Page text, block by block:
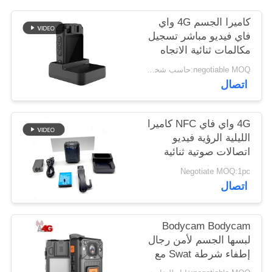
اطلب
اقتباس
خريطة
الموقع
سياسة
الخصوصية
كاميرا الجسم 4G واي
فاي فيديو مباشر تسجيل
مكالمات ثنائية الاتجاه
لجنود الجيش وشرطة
القتال
negotiable MOQ:حاسب شخصي 1
اتصال
4G واي فاي NFC كاميرا
الليلية الرؤية فيديو
اتصالات صوتية ثنائية
الاتجاه
Negotiate MOQ:1pc
اتصال
Bodycam Bodycam
لبسها الجسم لأمن رجال
إطفاء شرطة Swat مع
إدارة برامج VMS